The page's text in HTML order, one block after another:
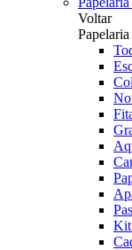
Voltar
Kit